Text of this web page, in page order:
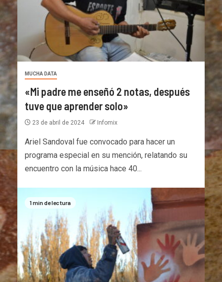
MUCHA DATA
«Mi padre me enseñó 2 notas, después
tuve que aprender solo»
23 de abril de 2024 Infomix
Ariel Sandoval fue convocado para hacer un
programa especial en su mención, relatando su
encuentro con la música hace 40...
1 min de lectura